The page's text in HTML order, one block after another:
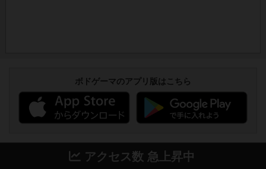
ボドゲーマのアプリ版はこちら
アクセス数 急上昇中